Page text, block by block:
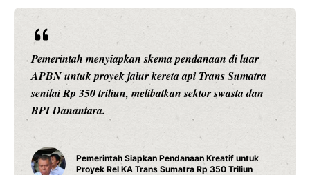
menyiapkan skema pendanaan di luar
untuk proyek jalur kereta api Trans Sumatra
Rp 350 triliun, melibatkan sektor swasta dan
Danantara.
Pemerintah Siapkan Pendanaan Kreatif untuk
Proyek Rel KA Trans Sumatra Rp 350 Triliun